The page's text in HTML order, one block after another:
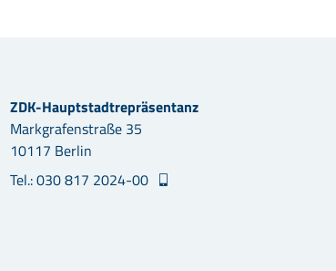
ZDK-Hauptstadtrepräsentanz
Markgrafenstraße 35
10117 Berlin
Tel.: 030 817 2024-00